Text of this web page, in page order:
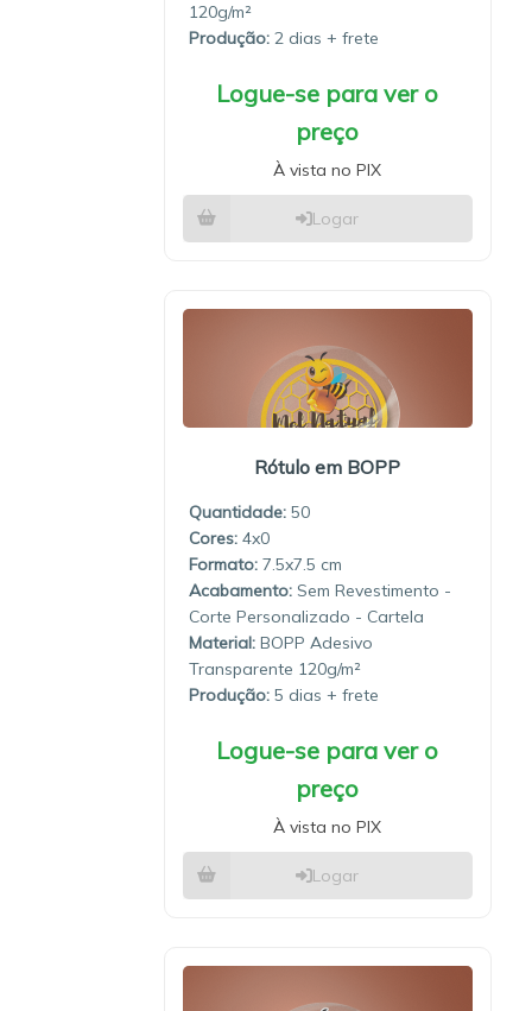
120g/m²
Produção: 2 dias
Logue-se para ver o
preço
À vista no PIX
Logar
Rótulo em BOPP
Quantidade: 50
4x0
7.5x7.5
Sem Revestimento -
Corte Personalizado - Cartela
Material: BOPP Adesivo
Transparente 120g/m²
Produção: 5 dias
Logue-se para ver o
preço
À vista no PIX
Logar